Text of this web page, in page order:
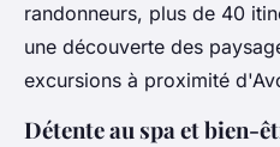
randonneurs, plus de 40
une découverte des
excursions à proximité
Détente au spa et bien-